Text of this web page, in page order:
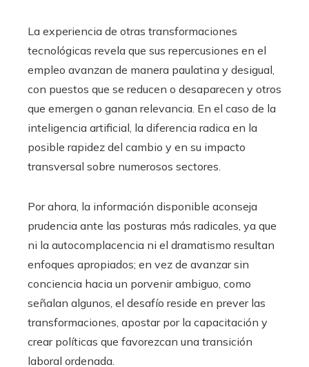
La experiencia de otras transformaciones
tecnológicas revela que sus repercusiones en el
empleo avanzan de manera paulatina y desigual,
con puestos que se reducen o desaparecen y otros
que emergen o ganan relevancia. En el caso de la
inteligencia artificial, la diferencia radica en la
posible rapidez del cambio y en su impacto
transversal sobre numerosos sectores.
Por ahora, la información disponible aconseja
prudencia ante las posturas más radicales, ya que
ni la autocomplacencia ni el dramatismo resultan
enfoques apropiados; en vez de avanzar sin
conciencia hacia un porvenir ambiguo, como
señalan algunos, el desafío reside en prever las
transformaciones, apostar por la capacitación y
crear políticas que favorezcan una transición
laboral ordenada.